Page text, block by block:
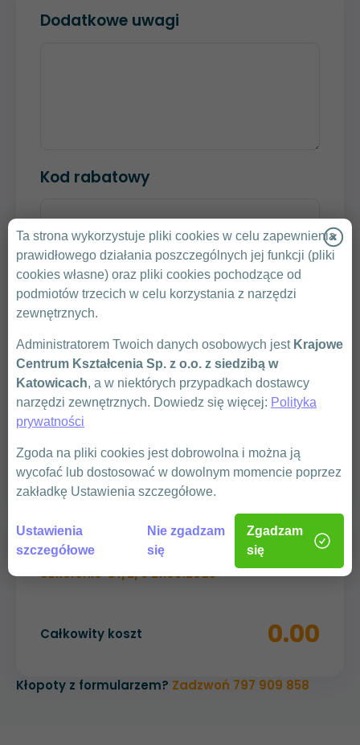
Dodatkowe uwagi
Kod rabatowy
SPRAWDŹ KOD
Klikając „Wyślij” zgadzam się na przedstawienie
przez Krajowe Centrum Kształcenia oferty
Zasady Ochrony Danych Osobowych
Warunki uczestnictwa
WYŚLIJ
Podsumowanie
Szkolenie G1/2/3 21.05.2025
Całkowity koszt 0.00
Kłopoty z formularzem? Zadzwoń 797 909 858
Ta strona wykorzystuje pliki cookies w celu zapewnienia
prawidłowego działania poszczególnych jej funkcji (pliki
cookies własne) oraz pliki cookies pochodzące od
podmiotów trzecich w celu korzystania z narzędzi
zewnętrznych.
Administratorem Twoich danych osobowych jest Krajowe
Centrum Kształcenia Sp. z o.o. z siedzibą w
Katowicach, a w niektórych przypadkach dostawcy
narzędzi zewnętrznych. Dowiedz się więcej: Polityka
prywatności
Zgoda na pliki cookies jest dobrowolna i można ją
wycofać lub dostosować w dowolnym momencie poprzez
zakładkę Ustawienia szczegółowe.
Ustawienia
szczegółowe
Nie zgadzam
się
Zgadzam
się